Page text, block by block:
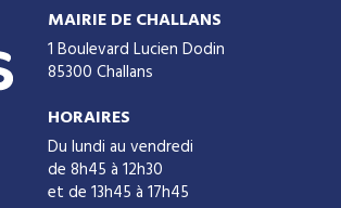
MAIRIE DE CHALLANS
1 Boulevard Lucien Dodin
85300 Challans
HORAIRES
Du lundi au vendredi
de 8h45 à 12h30
et de 13h45 à 17h45